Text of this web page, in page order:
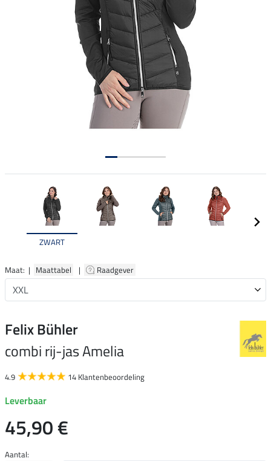
ZWART
Maat: | Maattabel | Raadgever
Felix Bühler
combi rij-jas Amelia
4.9 14 Klantenbeoordeling
Leverbaar
45,90 €
Aantal: